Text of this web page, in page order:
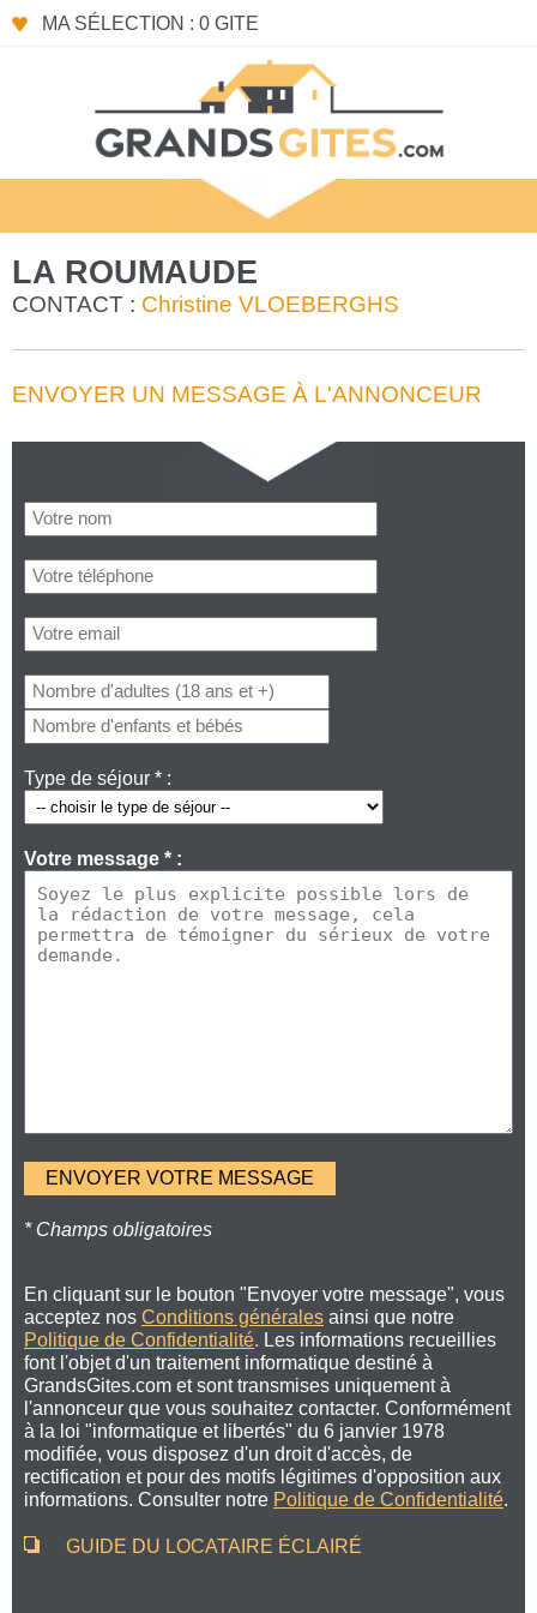
MA SÉLECTION : 0 GITE
LA ROUMAUDE
CONTACT : Christine VLOEBERGHS
ENVOYER UN MESSAGE À L'ANNONCEUR
Type de séjour * :
Votre message * :
* Champs obligatoires
En cliquant sur le bouton "Envoyer votre message", vous
acceptez nos Conditions générales ainsi que notre
Politique de Confidentialité. Les informations recueillies
font l'objet d'un traitement informatique destiné à
GrandsGites.com et sont transmises uniquement à
l'annonceur que vous souhaitez contacter. Conformément
à la loi "informatique et libertés" du 6 janvier 1978
modifiée, vous disposez d'un droit d'accès, de
rectification et pour des motifs légitimes d'opposition aux
informations. Consulter notre Politique de Confidentialité.
GUIDE DU LOCATAIRE ÉCLAIRÉ